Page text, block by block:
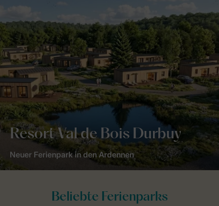
Resort Val de Bois Durbuy
Neuer Ferienpark in den Ardennen